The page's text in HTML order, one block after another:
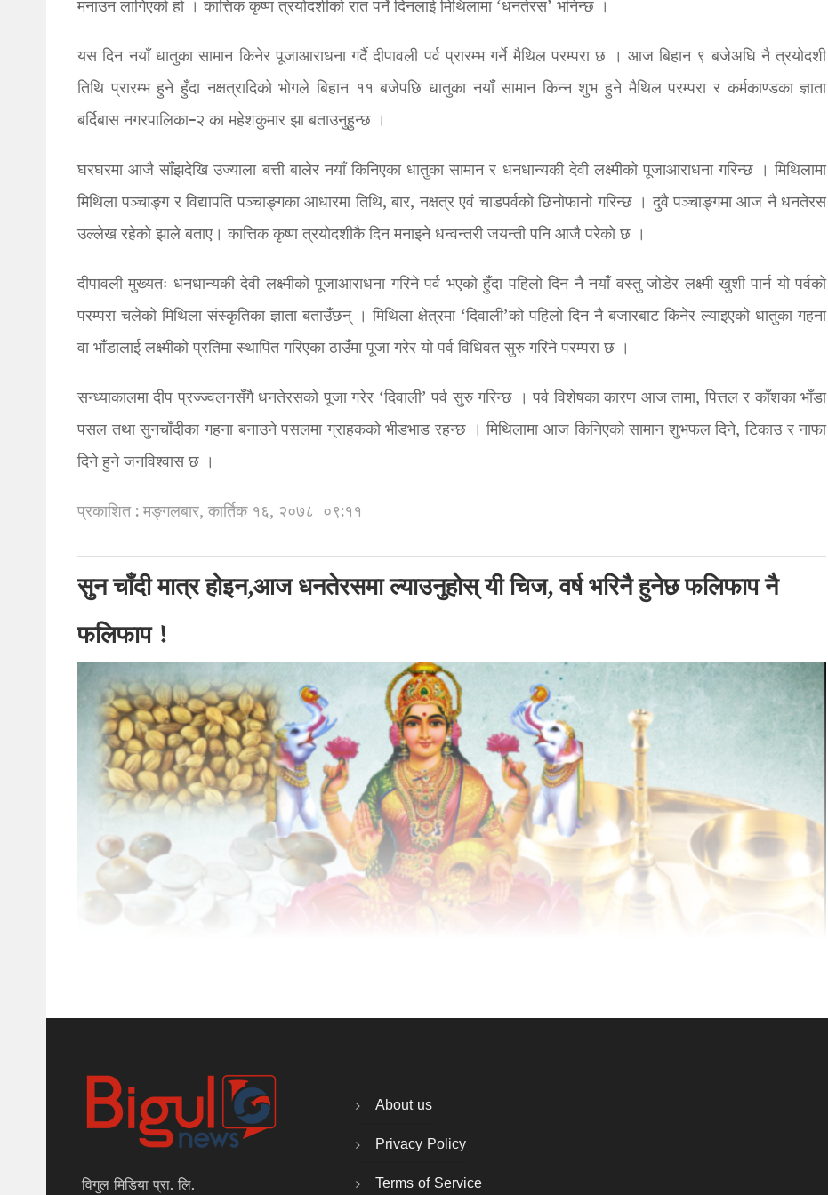
मनाउन लागिएको हो । कात्तिक कृष्ण त्रयोदशीको रात पर्ने दिनलाई मिथिलामा ‘धनतेरस’ भनिन्छ ।
यस दिन नयाँ धातुका सामान किनेर पूजाआराधना गर्दै दीपावली पर्व प्रारम्भ गर्ने मैथिल परम्परा छ । आज बिहान ९ बजेअघि नै त्रयोदशी
तिथि प्रारम्भ हुने हुँदा नक्षत्रादिको भोगले बिहान ११ बजेपछि धातुका नयाँ सामान किन्न शुभ हुने मैथिल परम्परा र कर्मकाण्डका ज्ञाता
बर्दिबास नगरपालिका–२ का महेशकुमार झा बताउनुहुन्छ ।
घरघरमा आजै साँझदेखि उज्याला बत्ती बालेर नयाँ किनिएका धातुका सामान र धनधान्यकी देवी लक्ष्मीको पूजाआराधना गरिन्छ । मिथिलामा
मिथिला पञ्चाङ्ग र विद्यापति पञ्चाङ्गका आधारमा तिथि, बार, नक्षत्र एवं चाडपर्वको छिनोफानो गरिन्छ । दुवै पञ्चाङ्गमा आज नै धनतेरस
उल्लेख रहेको झाले बताए। कात्तिक कृष्ण त्रयोदशीकै दिन मनाइने धन्वन्तरी जयन्ती पनि आजै परेको छ ।
दीपावली मुख्यतः धनधान्यकी देवी लक्ष्मीको पूजाआराधना गरिने पर्व भएको हुँदा पहिलो दिन नै नयाँ वस्तु जोडेर लक्ष्मी खुशी पार्न यो पर्वको
परम्परा चलेको मिथिला संस्कृतिका ज्ञाता बताउँछन् । मिथिला क्षेत्रमा ‘दिवाली’को पहिलो दिन नै बजारबाट किनेर ल्याइएको धातुका गहना
वा भाँडालाई लक्ष्मीको प्रतिमा स्थापित गरिएका ठाउँमा पूजा गरेर यो पर्व विधिवत सुरु गरिने परम्परा छ ।
सन्ध्याकालमा दीप प्रज्ज्वलनसँगै धनतेरसको पूजा गरेर ‘दिवाली’ पर्व सुरु गरिन्छ । पर्व विशेषका कारण आज तामा, पित्तल र काँशका भाँडा
पसल तथा सुनचाँदीका गहना बनाउने पसलमा ग्राहकको भीडभाड रहन्छ । मिथिलामा आज किनिएको सामान शुभफल दिने, टिकाउ र नाफा
दिने हुने जनविश्वास छ ।
प्रकाशित : मङ्गलबार, कार्तिक १६, २०७८ ०९:११
सुन चाँदी मात्र होइन,आज धनतेरसमा ल्याउनुहोस् यी चिज, वर्ष भरिनै हुनेछ फलिफाप नै
फलिफाप !
विगुल मिडिया प्रा. लि.
About us
Privacy Policy
Terms of Service